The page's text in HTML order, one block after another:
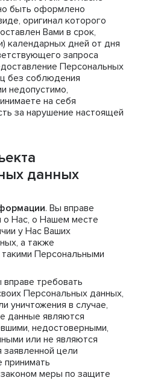
быть оформлено
оригинал которого
Вами в срок,
календарных дней от дня
запроса
Персональных
без соблюдения
недопустимо,
на себя
за нарушение настоящей
данных
. Вы вправе
о Нас, о Нашем месте
у Нас Ваших
а также
Персональными
вправе требовать
Персональных данных,
уничтожения в случае,
данные являются
недостоверными,
или не являются
цели
принимать
меры по защите